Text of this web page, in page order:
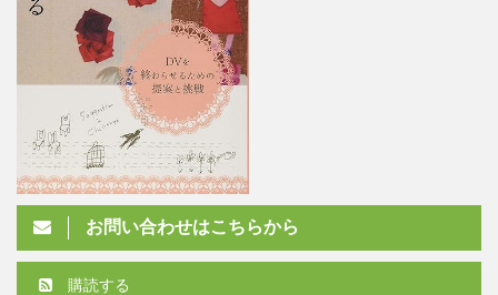
お問い合わせはこちらから
購読する